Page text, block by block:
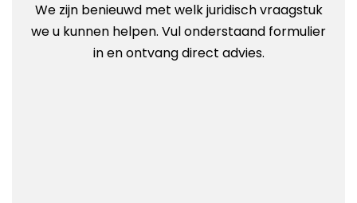
We zijn benieuwd met welk juridisch vraagstuk
we u kunnen helpen. Vul onderstaand formulier
in en ontvang direct advies.